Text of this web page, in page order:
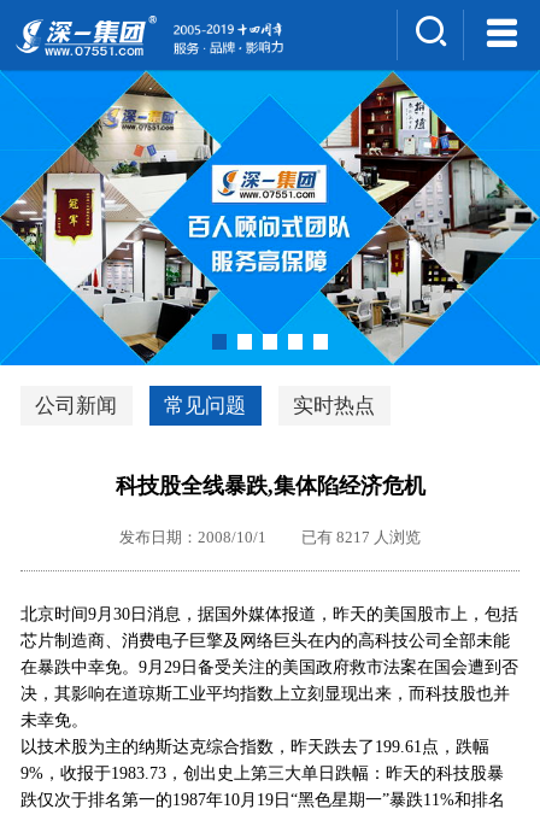
集团介绍
人才招聘
案例展示
新闻中心
深一风采
联系我们
深优通系统V3.0
深一集团优势
外地客户专栏
工单提交
公司新闻 常见问题 实时热点
科技股全线暴跌,集体陷经济危机
发布日期：2008/10/1 已有 8217 人浏览
北京时间9月30日消息，据国外媒体报道，昨天的美国股市上，包括
芯片制造商、消费电子巨擎及网络巨头在内的高科技公司全部未能
在暴跌中幸免。9月29日备受关注的美国政府救市法案在国会遭到否
决，其影响在道琼斯工业平均指数上立刻显现出来，而科技股也并
未幸免。
以技术股为主的纳斯达克综合指数，昨天跌去了199.61点，跌幅
9%，收报于1983.73，创出史上第三大单日跌幅：昨天的科技股暴
跌仅次于排名第一的1987年10月19日“黑色星期一”暴跌11%和排名